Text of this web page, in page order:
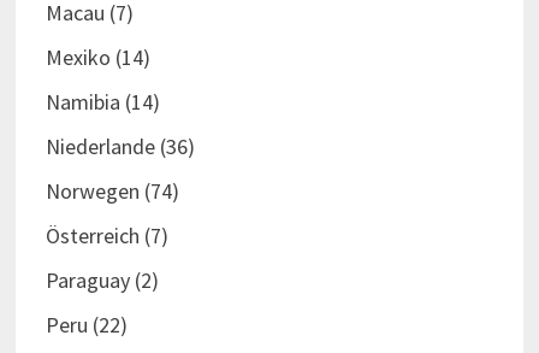
Macau (7)
Mexiko (14)
Namibia (14)
Niederlande(36)
Norwegen (74)
Österreich (7)
Paraguay(2)
Peru (22)